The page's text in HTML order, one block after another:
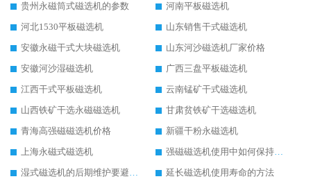
贵州永磁筒式磁选机的参数
河南平板磁选机
河北1530平板磁选机
山东销售干式磁选机
安徽永磁干式大块磁选机
山东河沙磁选机厂家价格
安徽河沙湿磁选机
广西三盘平板磁选机
江西干式平板磁选机
云南锰矿干式磁选机
山西铁矿干选永磁磁选机
甘肃贫铁矿干选磁选机
青海高强磁磁选机价格
新疆干粉永磁选机
上海永磁式磁选机
强磁磁选机使用中如何保持其顺畅运行
湿式磁选机的后期维护要避开哪些坑
延长磁选机使用寿命的方法